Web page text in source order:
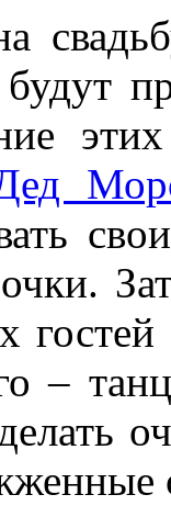
–